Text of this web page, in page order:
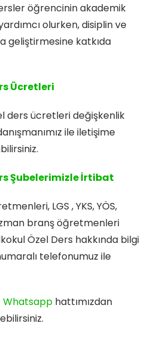
öğrencinin akademik
olurken, disiplin ve
geliştirmesine katkıda
Ücretleri
ders ücretleri değişkenlik
ile iletişime
Şubelerimizle İrtibat
LGS , YKS, YÖS,
branş öğretmenleri
Özel Ders hakkında bilgi
telefonumuz ile
Whatsapp hattımızdan